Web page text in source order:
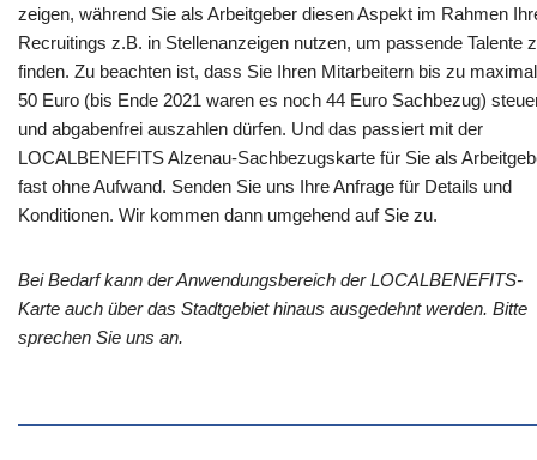
zeigen, während Sie als Arbeitgeber diesen Aspekt im Rahmen
Recruitings z.B. in Stellenanzeigen nutzen, um passende Talente
finden. Zu beachten ist, dass Sie Ihren Mitarbeitern bis zu maximal
50 Euro (bis Ende 2021 waren es noch 44 Euro Sachbezug)
und abgabenfrei auszahlen dürfen. Und das passiert mit der
LOCALBENEFITS Alzenau-Sachbezugskarte für Sie als
fast ohne Aufwand. Senden Sie uns Ihre Anfrage für Details und
Konditionen. Wir kommen dann umgehend auf Sie zu.
Bei Bedarf kann der Anwendungsbereich der LOCALBENEFITS-
Karte auch über das Stadtgebiet hinaus ausgedehnt werden. Bitte
sprechen Sie uns an.